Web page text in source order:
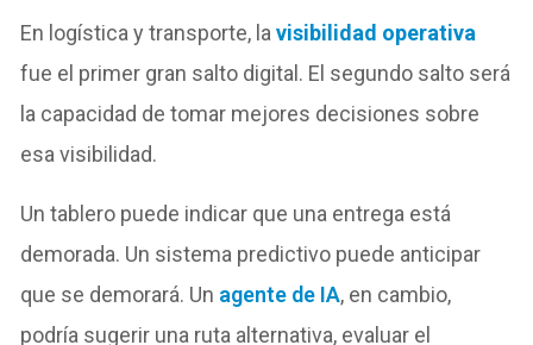
En logística y transporte, lavisibilidad operativa
fue el primer gran salto digital. El segundo salto será
la capacidad de tomar mejores decisiones sobre
esa visibilidad.
Un tablero puede indicar que una entrega está
demorada. Un sistema predictivo puede anticipar
que se demorará. Un agente de IA, en cambio,
podría sugerir una ruta alternativa, evaluar el